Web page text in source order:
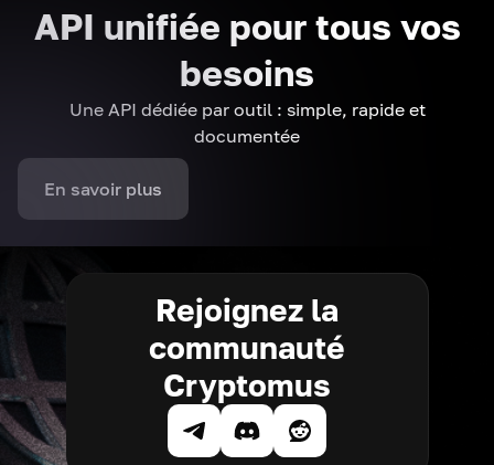
API unifiée pour tous vos
besoins
Une API dédiée par outil : simple, rapide et
documentée
En savoir plus
Rejoignez la
communauté
Cryptomus